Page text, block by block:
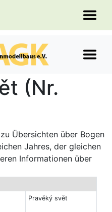
(Nr.
Übersichten über Bogen
Jahres, der gleichen
Informationen über
Pravěký svět